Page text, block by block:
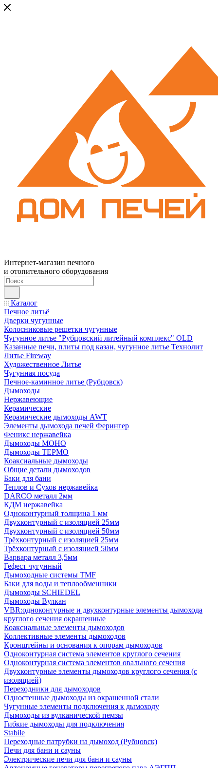
Интернет-магазин печного
и отопительного оборудования
Каталог
Печное литьё
Дверки чугунные
Колосниковые решетки чугунные
Чугунное литье "Рубцовский литейный комплекс" OLD
Казанные печи, плиты под казан, чугунное литье Технолит
Литье Fireway
Художественное Литье
Чугунная посуда
Печное-каминное литье (Рубцовск)
Дымоходы
Нержавеющие
Керамические
Керамические дымоходы AWT
Элементы дымохода печей Ферингер
Феникс нержавейка
Дымоходы МОНО
Дымоходы ТЕРМО
Коаксиальные дымоходы
Общие детали дымоходов
Баки для бани
Теплов и Сухов нержавейка
DARCO металл 2мм
КДМ нержавейка
Одноконтурный толщина 1 мм
Двухконтурный с изоляцией 25мм
Двухконтурный с изоляцией 50мм
Трёхконтурный с изоляцией 25мм
Трёхконтурный с изоляцией 50мм
Варвара металл 3,5мм
Гефест чугунный
Дымоходные системы TMF
Баки для воды и теплообменники
Дымоходы SCHIEDEL
Дымоходы Вулкан
VBR:одноконтурные и двухконтурные элементы дымохода
круглого сечения окрашенные
Коаксиальные элементы дымоходов
Коллективные элементы дымоходов
Кронштейны и основания к опорам дымоходов
Одноконтурная система элементов круглого сечения
Одноконтурная система элементов овального сечения
Двухконтурные элементы дымоходов круглого сечения (с
изоляцией)
Переходники для дымоходов
Одностенные дымоходы из окрашенной стали
Чугунные элементы подключения к дымоходу
Дымоходы из вулканической пемзы
Гибкие дымоходы для подключения
Stabile
Переходные патрубки на дымоход (Рубцовск)
Печи для бани и сауны
Электрические печи для бани и сауны